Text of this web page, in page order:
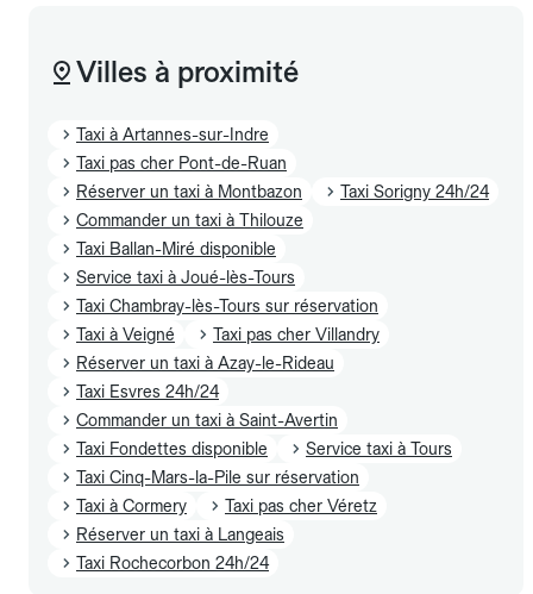
Villes à proximité
Taxi à Artannes-sur-Indre
Taxi pas cher Pont-de-Ruan
Réserver un taxi à Montbazon
Taxi Sorigny 24h/24
Commander un taxi à Thilouze
Taxi Ballan-Miré disponible
Service taxi à Joué-lès-Tours
Taxi Chambray-lès-Tours sur réservation
Taxi à Veigné
Taxi pas cher Villandry
Réserver un taxi à Azay-le-Rideau
Taxi Esvres 24h/24
Commander un taxi à Saint-Avertin
Taxi Fondettes disponible
Service taxi à Tours
Taxi Cinq-Mars-la-Pile sur réservation
Taxi à Cormery
Taxi pas cher Véretz
Réserver un taxi à Langeais
Taxi Rochecorbon 24h/24